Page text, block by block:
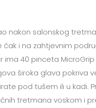
nakon salonskog
čak i na zahtjevnim
ima 40 pinceta
široka glava pokriva
pod tušem ili u kadi.
tretmana voskom i